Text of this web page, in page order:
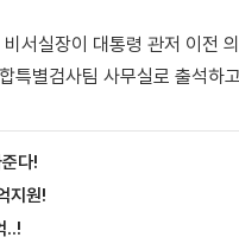
서실장이 대통령 관저 이전
특별검사팀 사무실로 출석하